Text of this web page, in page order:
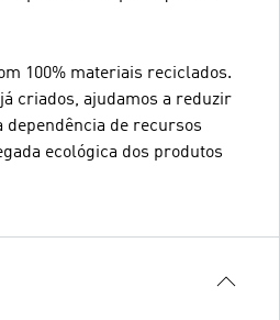
100% materiais reciclados.
criados, ajudamos a reduzir
dependência de recursos
ecológica dos produtos